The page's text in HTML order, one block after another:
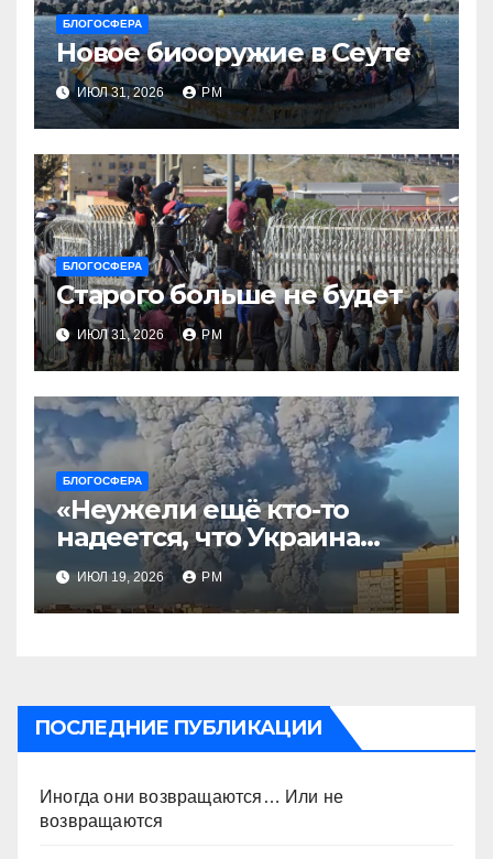
БЛОГОСФЕРА
Новое биооружие в Сеуте
ИЮЛ 31, 2026 РМ
БЛОГОСФЕРА
Старого больше не будет
ИЮЛ 31, 2026 РМ
БЛОГОСФЕРА
«Неужели ещё кто-то
надеется, что Украина
будет действовать
непоследовательно?»
ИЮЛ 19, 2026 РМ
ПОСЛЕДНИЕ ПУБЛИКАЦИИ
Иногда они возвращаются… Или не
возвращаются